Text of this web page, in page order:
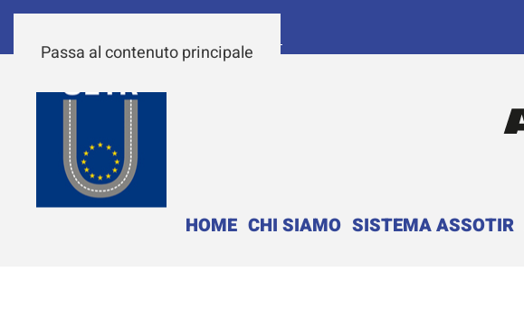
Passa al contenuto principale
HOME CHI SIAMO SISTEMA ASSOTIR